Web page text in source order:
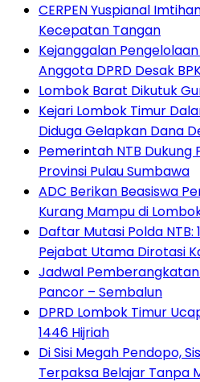
CERPEN Yuspianal
Kecepatan Tangan
Kejanggalan
Anggota DPRD Desak
Lombok Barat Dikutuk
Kejari Lombok Timur
Diduga Gelapkan Dana
Pemerintah NTB
Provinsi Pulau Sumbawa
ADC Berikan Beasiswa
Kurang Mampu di
Daftar Mutasi Polda NTB:
Pejabat Utama Dirotasi
Jadwal
Pancor – Sembalun
DPRD Lombok Timur
1446 Hijriah
Di Sisi Megah Pendopo,
Terpaksa Belajar Tanpa